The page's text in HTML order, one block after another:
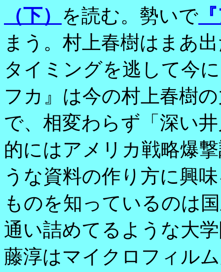
（下） を読む。勢いで
まう。村上春樹はまあ
タイミングを逃して今
フカ』は今の村上春樹
で、相変わらず「深い
的にはアメリカ戦略爆
うな資料の作り方に興
ものを知っているのは
通い詰めてるような大
藤淳はマイクロフィル